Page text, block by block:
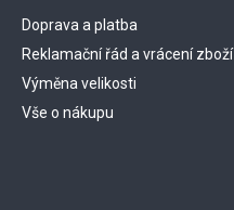
Doprava a platba
Reklamační řád a vrácení zboží
Výměna velikosti
Vše o nákupu